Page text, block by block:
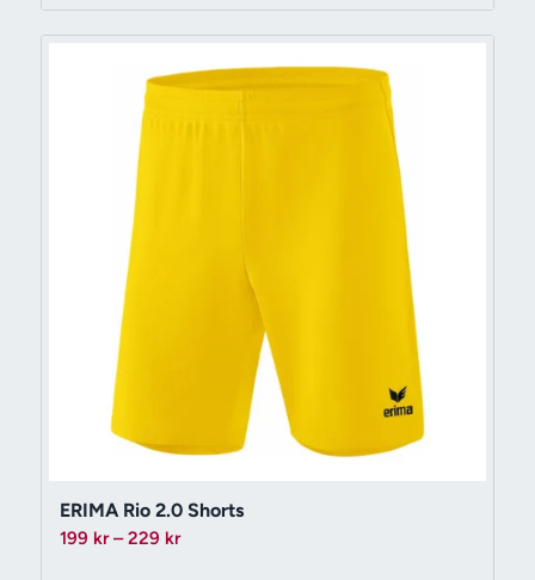
till
379 kr
ERIMA Rio 2.0 Shorts
199 kr – 229 krPrisintervall: